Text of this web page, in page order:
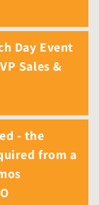
Day Event
Sales &
- the
from a